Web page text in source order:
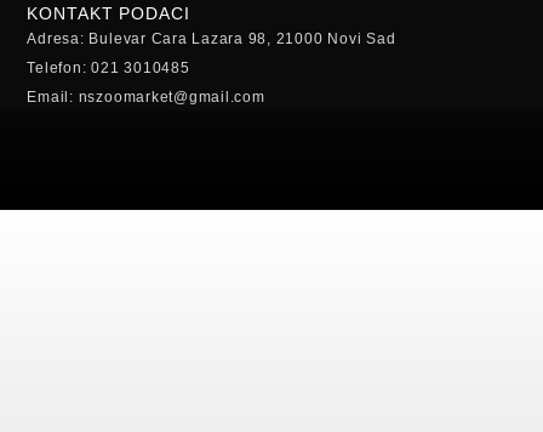
KONTAKT PODACI
Adresa: Bulevar Cara Lazara 98, 21000 Novi Sad
Telefon: 021 3010485
Email: nszoomarket@gmail.com